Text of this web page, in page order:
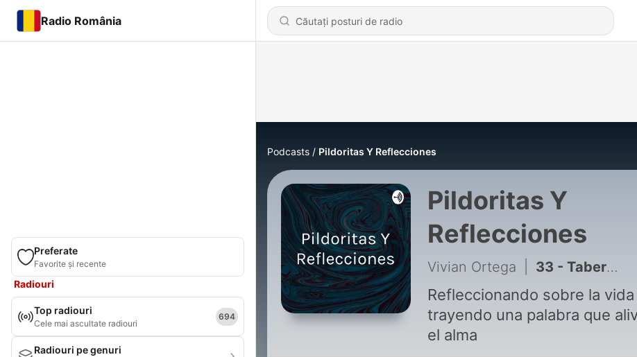
Radio România
Preferate
Favorite și recente
Radiouri
Top radiouri
Cele mai ascultate radiouri
694
Radiouri pe genuri
Podcasts Pildoritas Y Reflecciones
Pildoritas Y
Reflecciones
Vivian Ortega 33 - Tabernaculo
Refleccionando sobre la vida
trayendo una palabra que
el alma